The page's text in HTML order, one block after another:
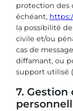
protection des
échéant,
la possibilité
civile et/ou
cas de
diffamant, ou
support utilisé
7. Gestion